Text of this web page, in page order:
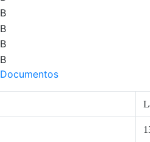
Documentos